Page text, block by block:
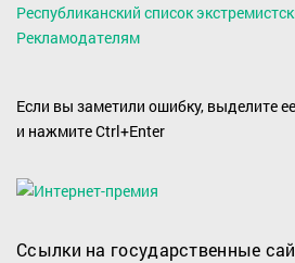
Республиканский список
Рекламодателям
Если вы заметили ошибку, выделите
и нажмите Ctrl+Enter
Ссылки на государственные